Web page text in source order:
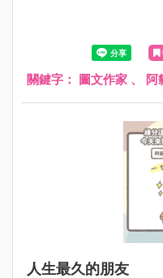
關鍵字： 圖文作家 、 阿
人生最久的朋友